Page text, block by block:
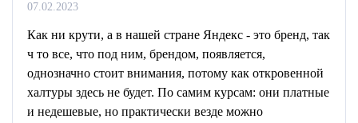
07.02.2023
Как ни крути, а в нашей стране Яндекс - это бренд, так
ч то все, что под ним, брендом, появляется,
однозначно стоит внимания, потому как откровенной
халтуры здесь не будет. По самим курсам: они платные
и недешевые, но практически везде можно